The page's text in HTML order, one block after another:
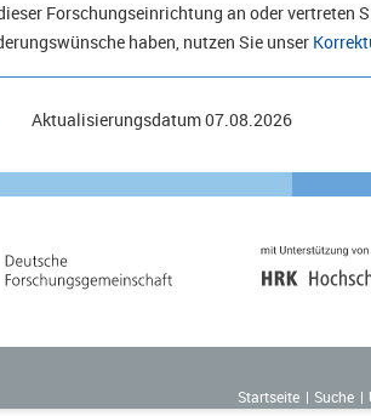
Forschungseinrichtung an oder vertreten
haben, nutzen Sie unser
Aktualisierungsdatum07.08.2026
Startseite
Suche